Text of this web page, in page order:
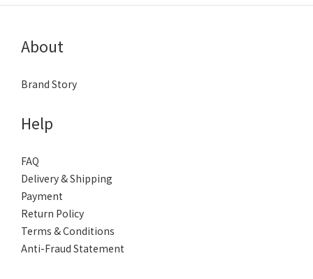
About
Brand Story
Help
FAQ
Delivery & Shipping
Payment
Return Policy
Terms & Conditions
Anti-Fraud Statement